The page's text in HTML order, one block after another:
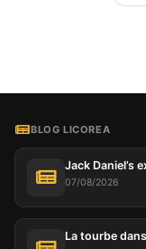
BLOG LICOREA
Jack Daniel’s
07/08/2026
La tourbe